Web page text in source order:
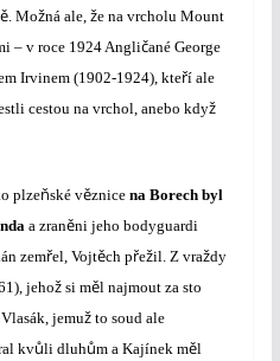
ě. Možná ale, že na vrcholu Mount
– v roce 1924 Angličané George
Irvinem (1902-1924), kteří ale
cestou na vrchol, anebo když
plzeňské věznice na Borech byl
a zraněni jeho bodyguardi
zemřel, Vojtěch přežil. Z vraždy
jehožsi měl najmout za sto
jemužto soud ale
kvůli dluhům a Kajínek měl